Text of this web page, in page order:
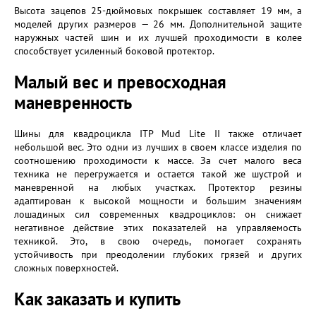
Высота зацепов 25-дюймовых покрышек составляет 19 мм, а
моделей других размеров — 26 мм. Дополнительной защите
наружных частей шин и их лучшей проходимости в колее
способствует усиленный боковой протектор.
Малый вес и превосходная
маневренность
Шины для квадроцикла ITP Mud Lite II также отличает
небольшой вес. Это одни из лучших в своем классе изделия по
соотношению проходимости к массе. За счет малого веса
техника не перегружается и остается такой же шустрой и
маневренной на любых участках. Протектор резины
адаптирован к высокой мощности и большим значениям
лошадиных сил современных квадроциклов: он снижает
негативное действие этих показателей на управляемость
техникой. Это, в свою очередь, помогает сохранять
устойчивость при преодолении глубоких грязей и других
сложных поверхностей.
Как заказать и купить